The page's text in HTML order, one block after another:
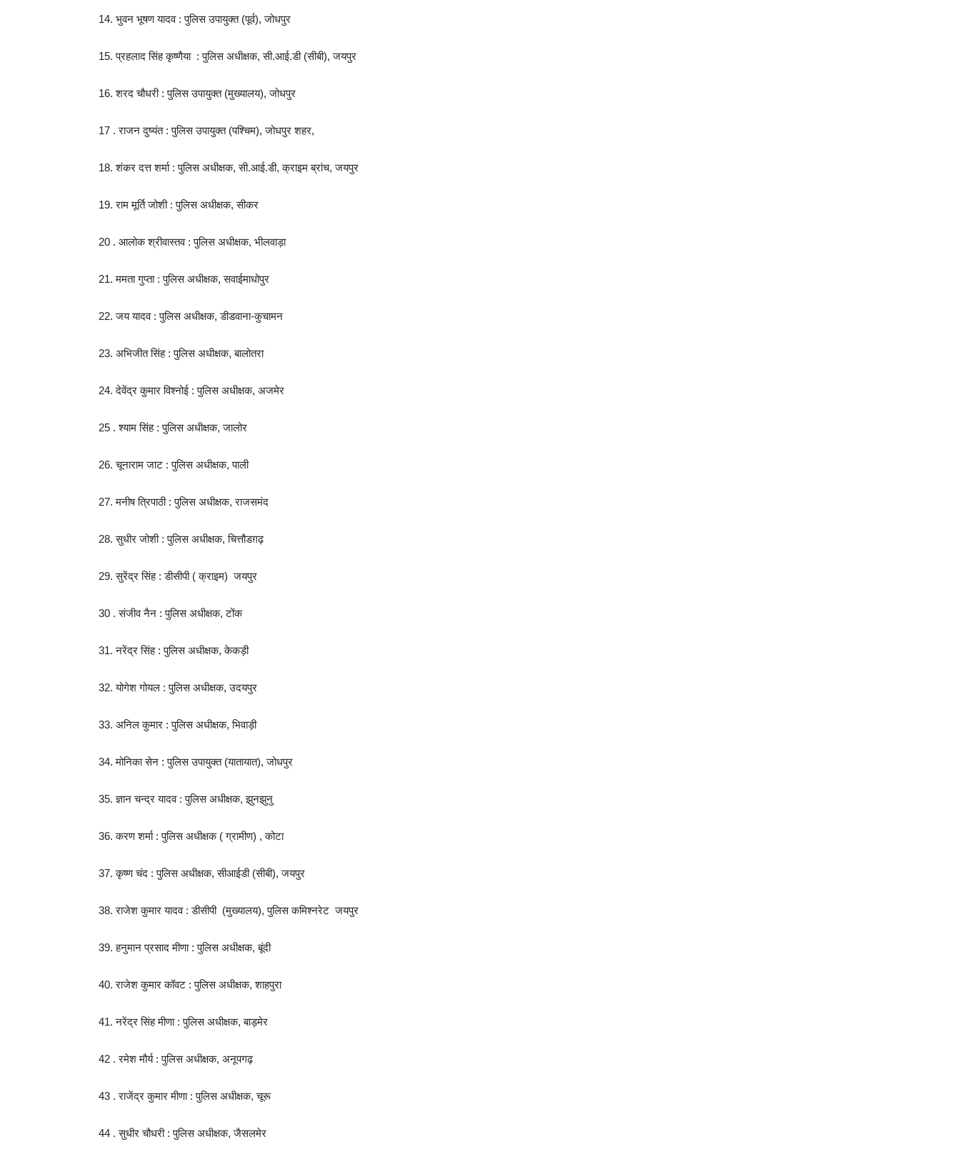
14. भुवन भूषण यादव : पुलिस उपायुक्त (पूर्व), जोधपुर
15. प्रहलाद सिंह कृष्णैया : पुलिस अधीक्षक, सी.आई.डी (सीबी), जयपुर
16. शरद चौधरी : पुलिस उपायुक्त (मुख्यालय), जोधपुर
17 . राजन दुष्यंत : पुलिस उपायुक्त (पश्चिम), जोधपुर शहर,
18. शंकर दत्त शर्मा : पुलिस अधीक्षक, सी.आई.डी, क्राइम ब्रांच, जयपुर
19. राम मूर्ति जोशी : पुलिस अधीक्षक, सीकर
20 . आलोक श्रीवास्तव : पुलिस अधीक्षक, भीलवाड़ा
21. ममता गुप्ता : पुलिस अधीक्षक, सवाईमाधोपुर
22. जय यादव : पुलिस अधीक्षक, डीडवाना-कुचामन
23. अभिजीत सिंह : पुलिस अधीक्षक, बालोतरा
24. देवेंद्र कुमार विश्नोई : पुलिस अधीक्षक, अजमेर
25 . श्याम सिंह : पुलिस अधीक्षक, जालोर
26. चूनाराम जाट : पुलिस अधीक्षक, पाली
27. मनीष त्रिपाठी : पुलिस अधीक्षक, राजसमंद
28. सुधीर जोशी : पुलिस अधीक्षक, चित्तौडग़ढ़
29. सुरेंद्र सिंह : डीसीपी ( क्राइम) जयपुर
30 . संजीव नैन : पुलिस अधीक्षक, टोंक
31. नरेंद्र सिंह : पुलिस अधीक्षक, केकड़ी
32. योगेश गोयल : पुलिस अधीक्षक, उदयपुर
33. अनिल कुमार : पुलिस अधीक्षक, भिवाड़ी
34. मोनिका सेन : पुलिस उपायुक्त (यातायात), जोधपुर
35. ज्ञान चन्द्र यादव : पुलिस अधीक्षक, झुनझुनु
36. करण शर्मा : पुलिस अधीक्षक ( ग्रामीण) , कोटा
37. कृष्ण चंद : पुलिस अधीक्षक, सीआईडी (सीबी), जयपुर
38. राजेश कुमार यादव : डीसीपी (मुख्यालय), पुलिस कमिश्नरेट जयपुर
39. हनुमान प्रसाद मीणा : पुलिस अधीक्षक, बूंदी
40. राजेश कुमार कॉवट : पुलिस अधीक्षक, शाहपुरा
41. नरेंद्र सिंह मीणा : पुलिस अधीक्षक, बाड़मेर
42 . रमेश मौर्य : पुलिस अधीक्षक, अनूपगढ़
43 . राजेंद्र कुमार मीणा : पुलिस अधीक्षक, चूरू
44 . सुधीर चौधरी : पुलिस अधीक्षक, जैसलमेर